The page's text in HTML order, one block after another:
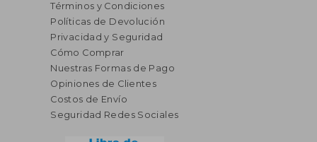
Términos y Condiciones
Políticas de Devolución
Privacidad y Seguridad
Cómo Comprar
Nuestras Formas de Pago
Opiniones de Clientes
Costos de Envío
Seguridad Redes Sociales